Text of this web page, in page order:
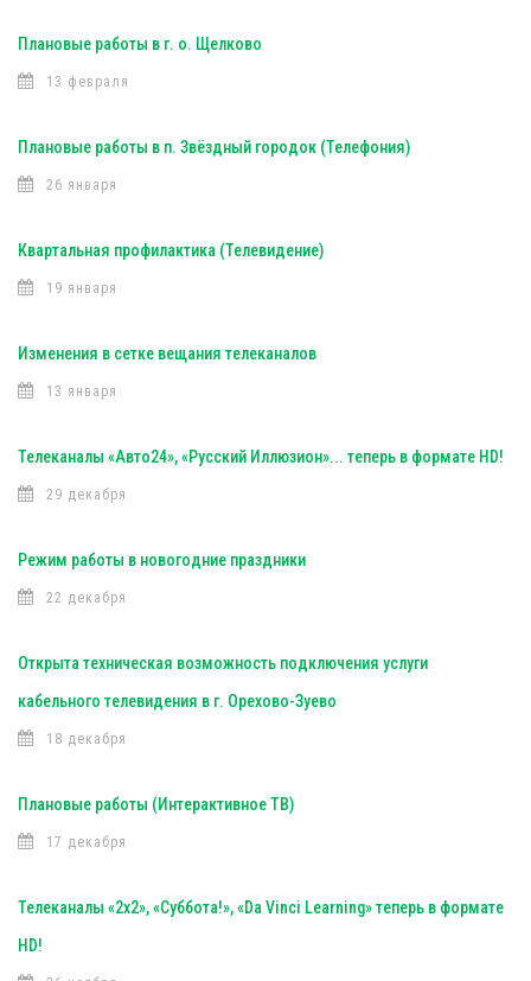
Плановые работы в г. о. Щелково
13 февраля
Плановые работы в п. Звёздный городок (Телефония)
26 января
Квартальная профилактика (Телевидение)
19 января
Изменения в сетке вещания телеканалов
13 января
Телеканалы «Авто24», «Русский Иллюзион»... теперь в формате HD!
29 декабря
Режим работы в новогодние праздники
22 декабря
Открыта техническая возможность подключения услуги
кабельного телевидения в г. Орехово-Зуево
18 декабря
Плановые работы (Интерактивное ТВ)
17 декабря
Телеканалы «2х2», «Суббота!», «Da Vinci Learning» теперь в формате
HD!